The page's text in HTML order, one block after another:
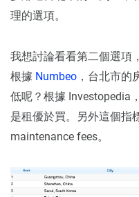
理的選項。
我想討論看看第二個選項
根據 Numbeo ，台北市的
低呢？根據 Investopedia，
是租優於買。另外這個指
maintenance fees。